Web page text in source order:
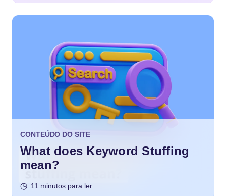
CONTEÚDO DO SITE
What does Keyword Stuffing
mean?
11 minutos para ler